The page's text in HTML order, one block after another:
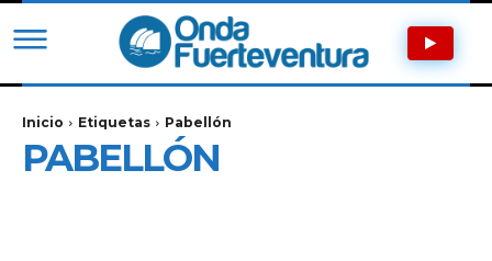
Inicio Etiquetas Pabellón
PABELLÓN